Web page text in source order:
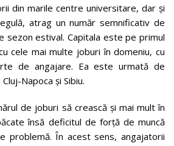
din marile centre universitare, dar și
atrag un număr semnificativ de
sezon estival. Capitala este pe primul
cele mai multe joburi în domeniu, cu
de angajare. Ea este urmată de
Napoca și Sibiu.
de joburi să crească și mai mult în
însă deficitul de forță de muncă
problemă. În acest sens, angajatorii